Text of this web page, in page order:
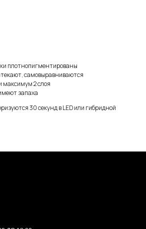
плотнопигментированы
самовыравниваются
максимум 2 слоя
запаха
30 секунд в LED или гибридной